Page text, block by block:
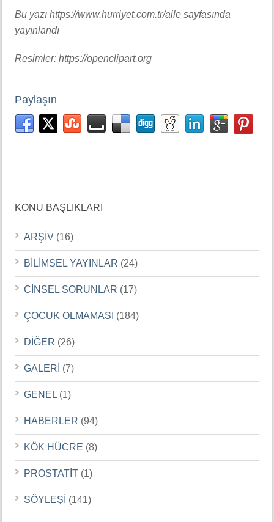
Bu yazı https://www.hurriyet.com.tr/aile sayfasında
yayınlandı
Resimler: https://openclipart.org
Paylaşın
KONU BAŞLIKLARI
ARŞİV (16)
BİLİMSEL YAYINLAR (24)
CİNSEL SORUNLAR (17)
ÇOCUK OLMAMASI (184)
DİĞER (26)
GALERİ (7)
GENEL (1)
HABERLER (94)
KÖK HÜCRE (8)
PROSTATİT (1)
SÖYLEŞİ (141)